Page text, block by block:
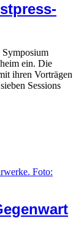
ein. Die
ihren Vorträgen
Sessions